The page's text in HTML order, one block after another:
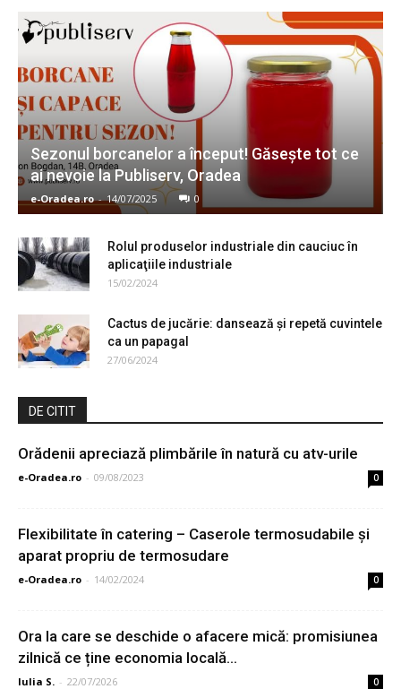
Sezonul borcanelor a început! Găseşte tot ce
ai nevoie la Publiserv, Oradea
e-Oradea.ro - 14/07/2025 0
Rolul produselor industriale din cauciuc în
aplicaţiile industriale
15/02/2024
Cactus de jucărie: dansează şi repetă cuvintele
ca un papagal
27/06/2024
DE CITIT
Orădenii apreciază plimbările în natură cu atv-urile
e-Oradea.ro - 09/08/2023 0
Flexibilitate în catering – Caserole termosudabile şi
aparat propriu de termosudare
e-Oradea.ro - 14/02/2024 0
Ora la care se deschide o afacere mică: promisiunea
zilnică ce ține economia locală...
Iulia S. - 22/07/2026 0